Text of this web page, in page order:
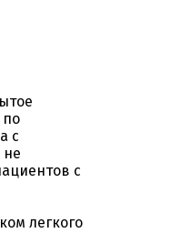
по
с
не
с
легкого